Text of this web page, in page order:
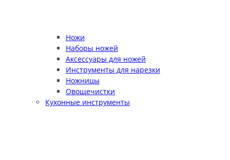
Ножи
Наборы ножей
Аксессуары для ножей
Инструменты для нарезки
Ножницы
Овощечистки
Кухонные инструменты